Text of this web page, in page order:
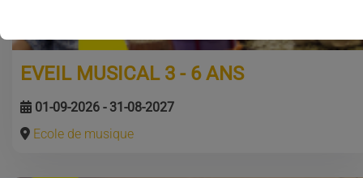
EVEIL MUSICAL 3 - 6 ANS
01-09-2026 - 31-08-2027
Ecole de musique